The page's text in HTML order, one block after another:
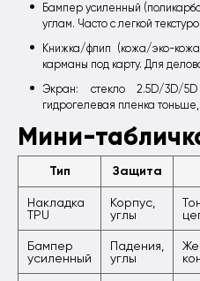
Бампер усиленный
углам. Часто с легкой
Книжка/флип (кожа/эко-
карманы под карту. Для
Экран: стекло 2.5D/3D/
гидрогелевая пленка
Мини-
Тип Защита
Накладка
TPU
Корпус,
углы
Бампер
усиленный
Падения,
углы